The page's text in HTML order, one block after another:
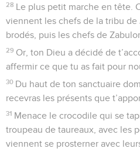
28 Le plus petit marche en tête.
viennent les chefs de la tribu de
brodés, puis les chefs de
29 Or, ton Dieu a décidé de
affermir ce que tu as fait pour
30 Du haut de ton sanctuaire
recevras les présents que
31 Menace le crocodile qui se
troupeau de taureaux, avec les
viennent se prosterner avec